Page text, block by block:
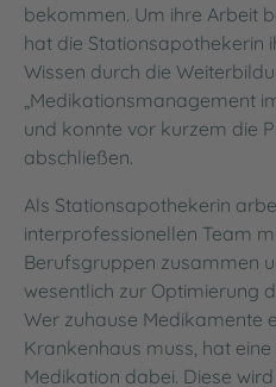
bekommen. Um ihre Arbeit
hat die Stationsapothekerin
Wissen durch die
„Medikationsmanagement
und konnte vor kurzem die
abschließen.
Als Stationsapothekerin
interprofessionellen Team
Berufsgruppen zusammen
wesentlich zur Optimierung
Wer zuhause Medikamente
Krankenhaus muss, hat
Medikation dabei. Diese